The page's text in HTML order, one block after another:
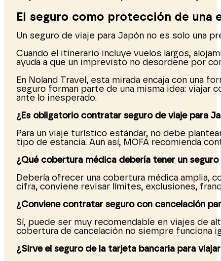
El seguro como protección de una
Un seguro de viaje para Japón no es solo una
Cuando el itinerario incluye vuelos largos,
ayuda a que un imprevisto no desordene por
En Noland Travel, esta mirada encaja con una
seguro forman parte de una misma idea: viajar
ante lo inesperado.
¿Es obligatorio contratar seguro de viaje para
Para un viaje turístico estándar, no debe
tipo de estancia. Aun así, MOFA recomienda
¿Qué cobertura médica debería tener un seguro
Debería ofrecer una cobertura médica amplia,
cifra, conviene revisar límites, exclusiones,
¿Conviene contratar seguro con cancelación
Sí, puede ser muy recomendable en viajes de
cobertura de cancelación no siempre funciona
¿Sirve el seguro de la tarjeta bancaria para